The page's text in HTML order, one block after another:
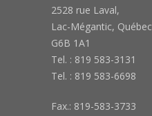
2528 rue Laval,
Lac-Mégantic,
G6B 1A1
Tel. : 819 583-3131
Tel. : 819 583-6698
Fax.: 819-583-3733